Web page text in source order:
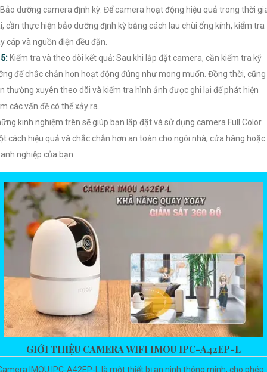
dưỡng camera định kỳ: Để camera hoạt động hiệu quả trong thời
cần thực hiện bảo dưỡng định kỳ bằng cách lau chùi ống kính, kiểm tra
cáp và nguồn điện đều đặn.
5: Kiểm tra và theo dõi kết quả: Sau khi lắp đặt camera, cần kiểm tra kỹ
để chắc chắn hơn hoạt động đúng như mong muốn. Đồng thời, cũng
thường xuyên theo dõi và kiểm tra hình ảnh được ghi lại để phát hiện
các vấn đề có thể xảy ra.
kinh nghiệm trên sẽ giúp bạn lắp đặt và sử dụng camera Full Color
cách hiệu quả và chắc chắn hơn an toàn cho ngôi nhà, cửa hàng hoặc
nghiệp của bạn.
GIỚI THIỆU CAMERA WIFI IMOU IPC-A42EP-L
IMOU IPC-A42EP-L là một thiết bị an ninh thông minh, cho phép